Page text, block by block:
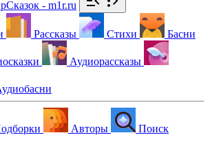
- m1r.ru
Рассказы Стихи Басни
Аудиорассказы
Авторы
Поиск